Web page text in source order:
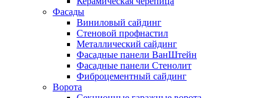
Фасады
Виниловый сайдинг
Стеновой профнастил
Металлический сайдинг
Фасадные панели ВанШтейн
Фасадные панели Стенолит
Фиброцементный сайдинг
Ворота